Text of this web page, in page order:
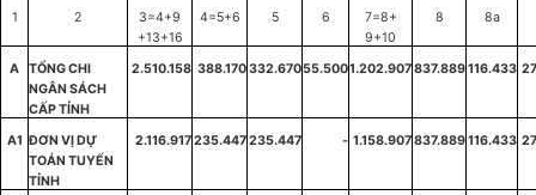
1 2
3=4+9
+13+16
4=5+6 5 6
7=8+
9+10
8 8a
A TỔNG CHI
NGÂN SÁCH
CẤP TỈNH
2.510.158 388.170332.67055.5001.202.907837.889116.433
A1 ĐƠN VỊ DỰ
TOÁN TUYẾN
TỈNH
2.116.917235.447235.447 - 1.158.907837.889116.433